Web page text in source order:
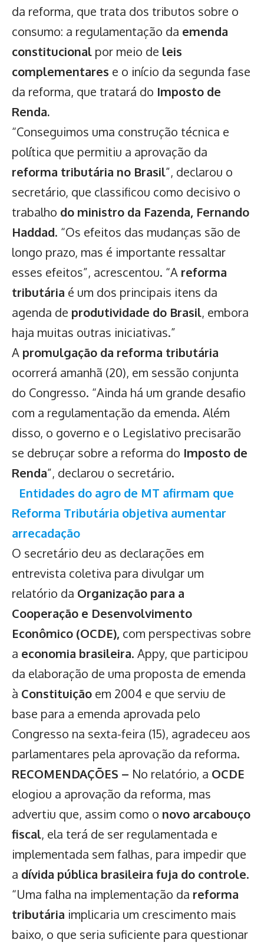
da reforma, que trata dos tributos sobre o
consumo: a regulamentação da emenda
constitucional por meio de leis
complementares e o início da segunda fase
da reforma, que tratará do Imposto de
Renda.
“Conseguimos uma construção técnica e
política que permitiu a aprovação da
reforma tributária no Brasil”, declarou o
secretário, que classificou como decisivo o
trabalho do ministro da Fazenda, Fernando
Haddad. “Os efeitos das mudanças são de
longo prazo, mas é importante ressaltar
esses efeitos”, acrescentou. “A reforma
tributária é um dos principais itens da
agenda de produtividade do Brasil, embora
haja muitas outras iniciativas.”
A promulgação da reforma tributária
ocorrerá amanhã (20), em sessão conjunta
do Congresso. “Ainda há um grande desafio
com a regulamentação da emenda. Além
disso, o governo e o Legislativo precisarão
se debruçar sobre a reforma do Imposto de
Renda”, declarou o secretário.
Entidades do agro de MT afirmam que
Reforma Tributária objetiva aumentar
arrecadação
O secretário deu as declarações em
entrevista coletiva para divulgar um
relatório da Organização para a
Cooperação e Desenvolvimento
Econômico (OCDE), com perspectivas sobre
a economia brasileira. Appy, que participou
da elaboração de uma proposta de emenda
à Constituição em 2004 e que serviu de
base para a emenda aprovada pelo
Congresso na sexta-feira (15), agradeceu aos
parlamentares pela aprovação da reforma.
RECOMENDAÇÕES – No relatório, a OCDE
elogiou a aprovação da reforma, mas
advertiu que, assim como o novo arcabouço
fiscal, ela terá de ser regulamentada e
implementada sem falhas, para impedir que
a dívida pública brasileira fuja do controle.
“Uma falha na implementação da reforma
tributária implicaria um crescimento mais
baixo, o que seria suficiente para questionar